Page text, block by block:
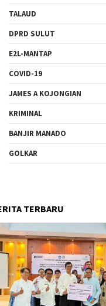
TALAUD
DPRD SULUT
E2L-MANTAP
COVID-19
JAMES A KOJONGIAN
KRIMINAL
BANJIR MANADO
GOLKAR
TERBARU